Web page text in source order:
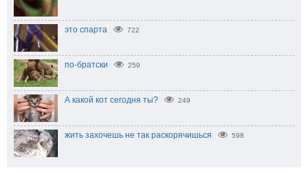
это спарта 722
по-братски⁠⁠ 259
А какой кот сегодня ты? 249
жить захочешь не так раскорячишься 598